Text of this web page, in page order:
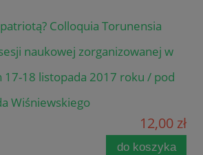
Colloquia Torunensia
naukowej zorganizowanej w
17-18 listopada 2017 roku / pod
Wiśniewskiego
12,00 zł
do koszyka